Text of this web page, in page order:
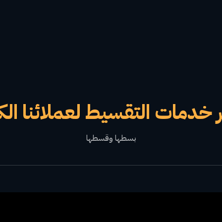
خدمات التقسيط لعملائنا
بسطها وقسطها